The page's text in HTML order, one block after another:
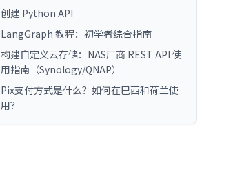
创建 Python API
LangGraph 教程：初学者综合指南
构建自定义云存储：NAS厂商 REST API 使
用指南（Synology/QNAP）
Pix支付方式是什么？如何在巴西和荷兰使
用？